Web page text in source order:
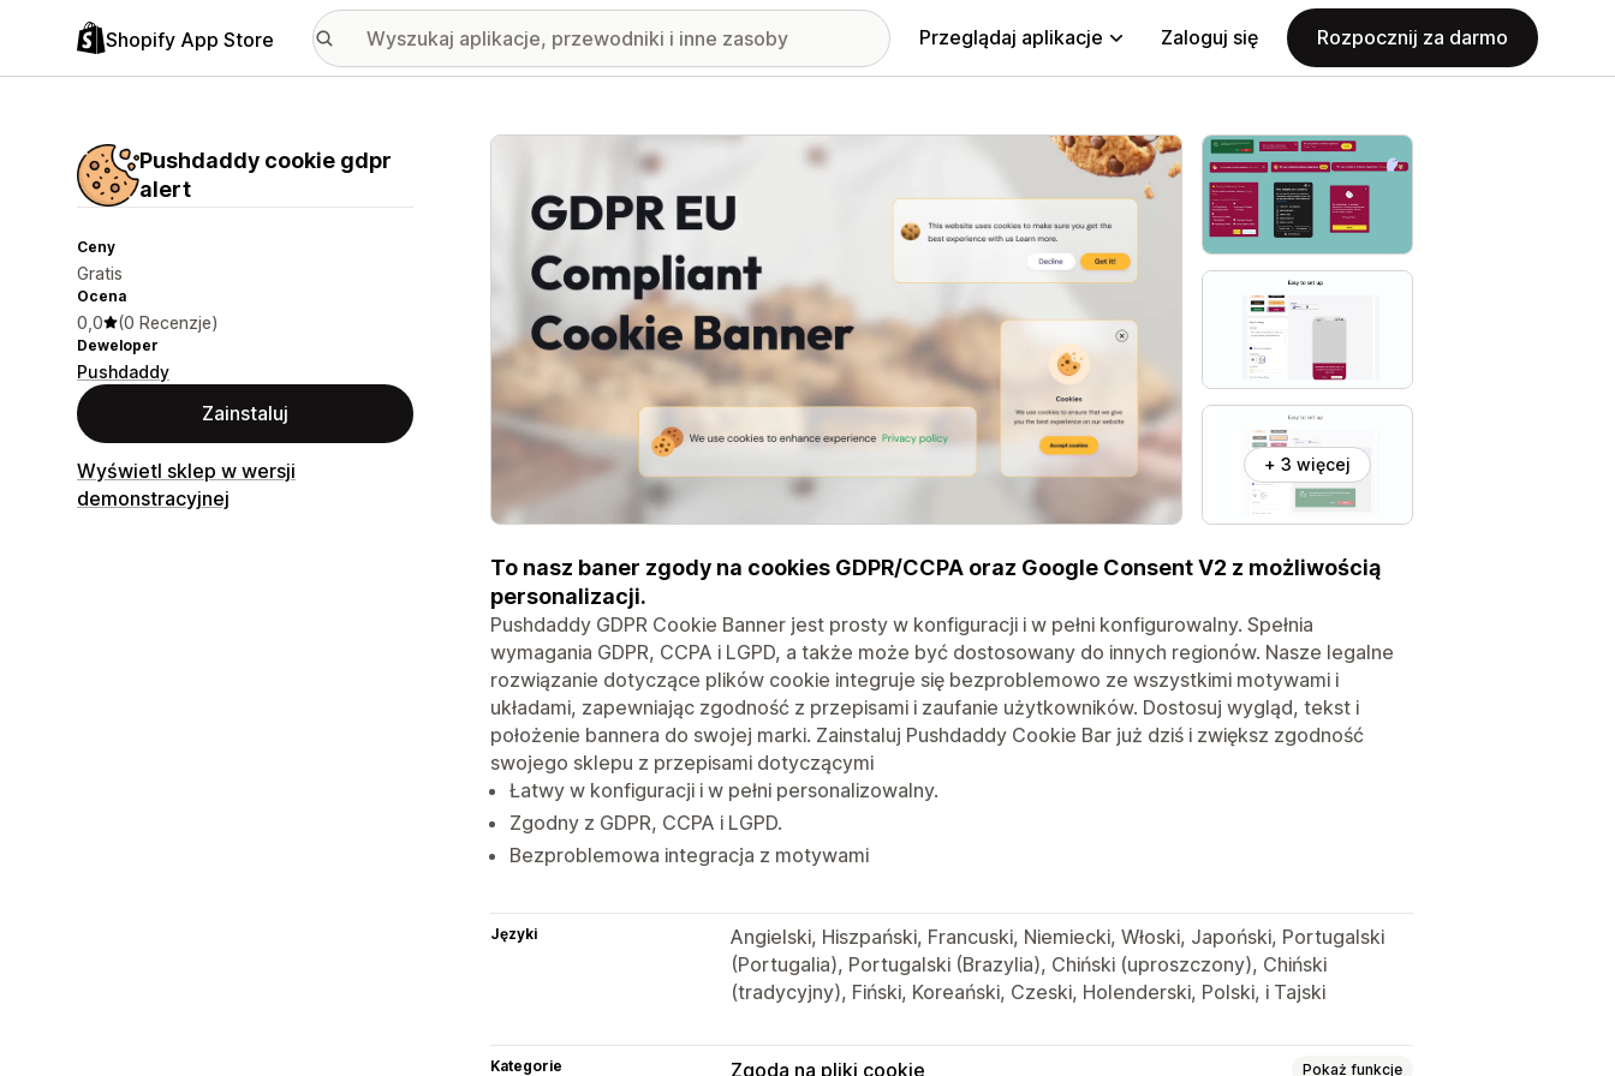
Shopify App Store Przeglądaj aplikacje Zaloguj się Rozpocznij za darmo
Pushdaddy cookie gdpr
alert
Ceny
Gratis
Ocena
0,0 (0 Recenzje)
Deweloper
Pushdaddy
Zainstaluj
Wyświetl sklep w wersji
demonstracyjnej
Wyróżnione obrazy w galerii
+ 3 więcej
To nasz baner zgody na cookies GDPR/CCPA oraz Google Consent V2 z możliwością
personalizacji.
Pushdaddy GDPR Cookie Banner jest prosty w konfiguracji i w pełni konfigurowalny. Spełnia
wymagania GDPR, CCPA i LGPD, a także może być dostosowany do innych regionów. Nasze legalne
rozwiązanie dotyczące plików cookie integruje się bezproblemowo ze wszystkimi motywami i
układami, zapewniając zgodność z przepisami i zaufanie użytkowników. Dostosuj wygląd, tekst i
położenie bannera do swojej marki. Zainstaluj Pushdaddy Cookie Bar już dziś i zwiększ zgodność
swojego sklepu z przepisami dotyczącymi
Łatwy w konfiguracji i w pełni personalizowalny.
Zgodny z GDPR, CCPA i LGPD.
Bezproblemowa integracja z motywami
Języki
Angielski, Hiszpański, Francuski, Niemiecki, Włoski, Japoński, Portugalski
(Portugalia), Portugalski (Brazylia), Chiński (uproszczony), Chiński
(tradycyjny), Fiński, Koreański, Czeski, Holenderski, Polski, i Tajski
Kategorie Zgoda na pliki cookie Pokaż funkcje